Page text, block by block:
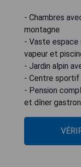
- Chambres
montagne
- Vaste espace
vapeur et
- Jardin alpin
- Centre
- Pension
et dîner